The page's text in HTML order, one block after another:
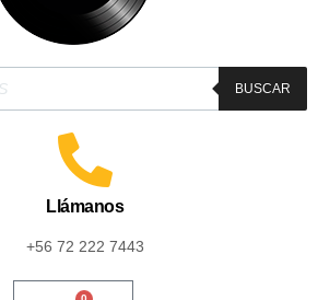
BUSCAR
Llámanos
+56 72 222 7443